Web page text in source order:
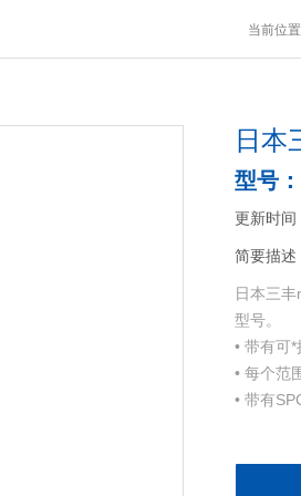
当前位置
日本
型号：
更新时
简要描述
日本三
型号。
• 带有可*
• 每个范
• 带有